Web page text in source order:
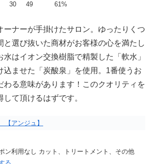
30 49 61%
ーナーが手掛けたサロン。ゆったりくつ
と選び抜いた商材がお客様の心を満たし
水はイオン交換樹脂で精製した「軟水」
込ませた「炭酸泉」を使用。1番使うお
わる意味があります！このクオリティを
て頂けるはずです。
アンジュ】
ン利用なし カット、トリートメント、その他